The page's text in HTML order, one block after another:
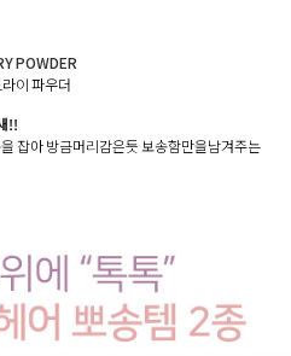
POWDER
이 파우더
!!
잡아 방금머리감은듯 보송함만을남겨주는